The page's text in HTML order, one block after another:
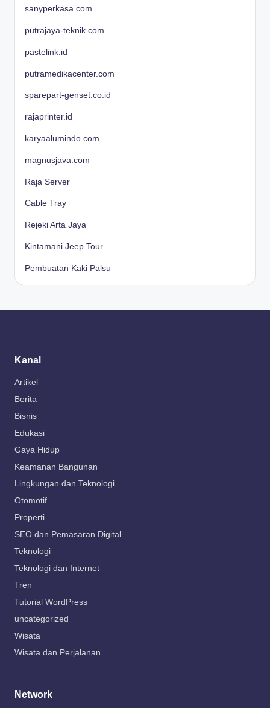
sanyperkasa.com
putrajaya-teknik.com
pastelink.id
putramedikacenter.com
sparepart-genset.co.id
rajaprinter.id
karyaalumindo.com
magnusjava.com
Raja Server
Cable Tray
Rejeki Arta Jaya
Kintamani Jeep Tour
Pembuatan Kaki Palsu
Kanal
Artikel
Berita
Bisnis
Edukasi
Gaya Hidup
Keamanan Bangunan
Lingkungan dan Teknologi
Otomotif
Properti
SEO dan Pemasaran Digital
Teknologi
Teknologi dan Internet
Tren
Tutorial WordPress
uncategorized
Wisata
Wisata dan Perjalanan
Network